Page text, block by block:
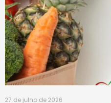
27 de julho de 2026